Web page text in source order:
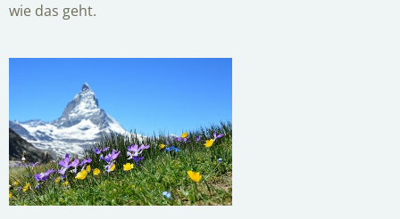
wie das geht.